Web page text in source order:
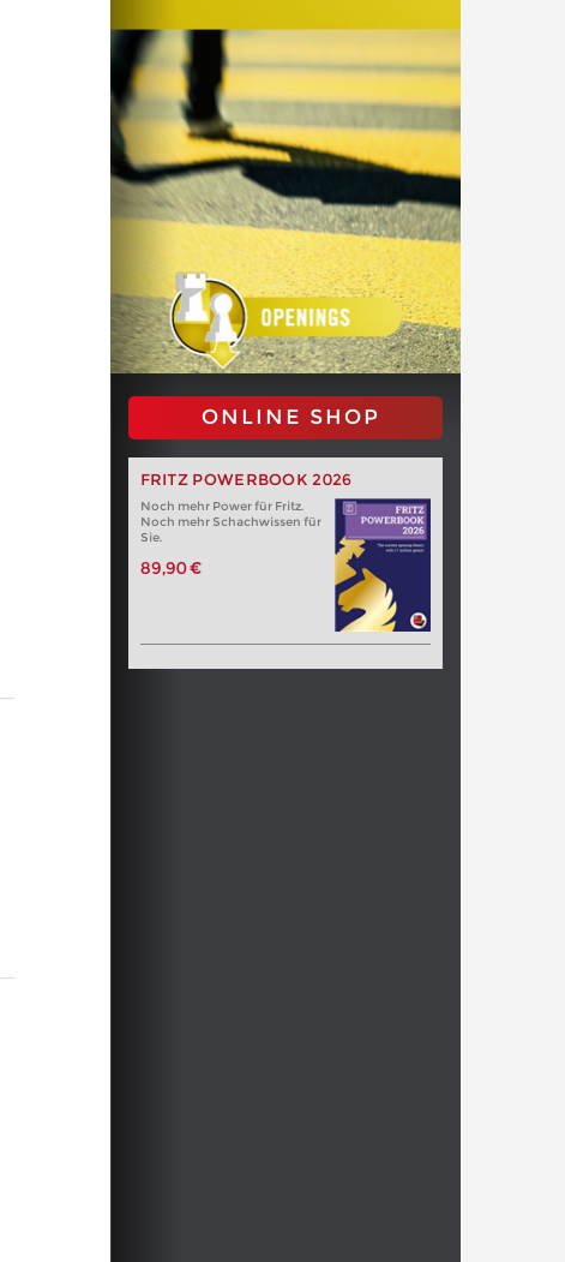
ONLINE SHOP
FRITZ POWERBOOK 2026
Noch mehr Power für Fritz.
Noch mehr Schachwissen für
Sie.
89,90 €